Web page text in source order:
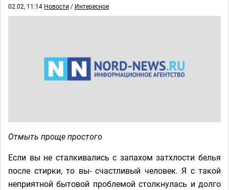
02.02, 11:14 Новости / Интересное
Отмыть проще простого
Если вы не сталкивались с запахом затхлости белья
после стирки, то вы- счастливый человек. Я с такой
неприятной бытовой проблемой столкнулась и долго